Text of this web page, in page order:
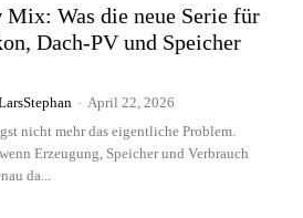
Mix: Was die neue Serie für
Dach-PV und Speicher
- April 22, 2026
nicht mehr das eigentliche Problem.
Erzeugung, Speicher und Verbrauch
da...